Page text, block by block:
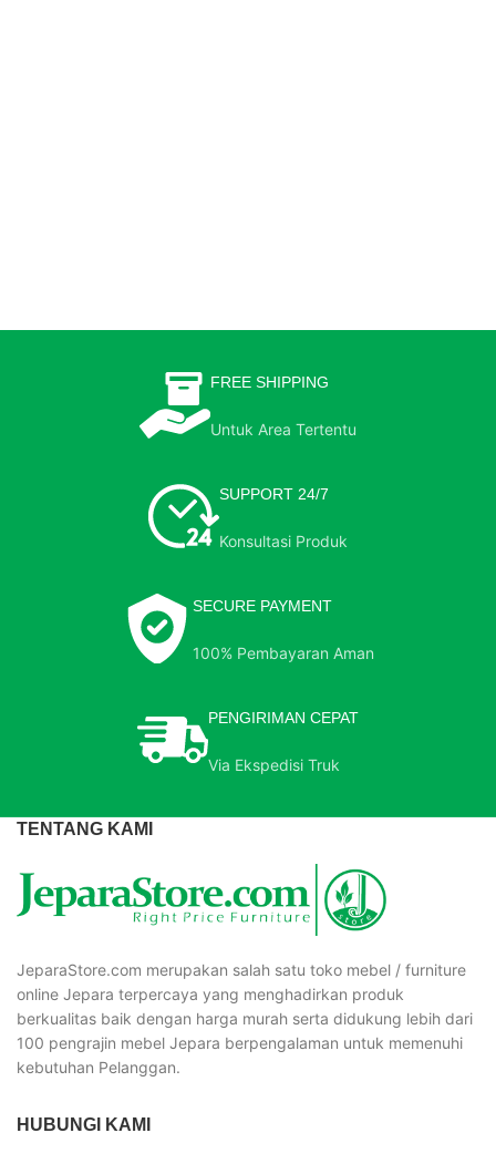
FREE SHIPPING
Untuk Area Tertentu
SUPPORT 24/7
Konsultasi Produk
SECURE PAYMENT
100% Pembayaran Aman
PENGIRIMAN CEPAT
Via Ekspedisi Truk
TENTANG KAMI
JeparaStore.com merupakan salah satu toko mebel / furniture
online Jepara terpercaya yang menghadirkan produk
berkualitas baik dengan harga murah serta didukung lebih dari
100 pengrajin mebel Jepara berpengalaman untuk memenuhi
kebutuhan Pelanggan.
HUBUNGI KAMI